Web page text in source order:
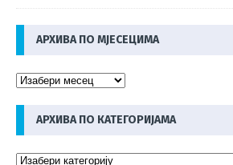
АРХИВА ПО МЈЕСЕЦИМА
АРХИВА ПО КАТЕГОРИЈАМА